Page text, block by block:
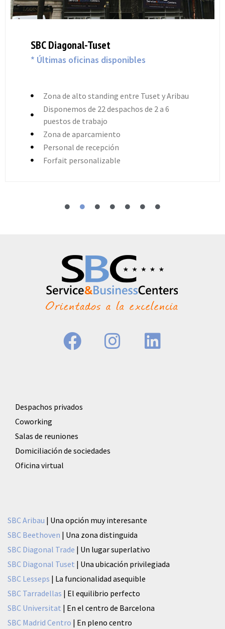
SBC Diagonal-Tuset
* Últimas oficinas disponibles
Zona de alto standing entre Tuset y Aribau
Disponemos de 22 despachos de 2 a 6
puestos de trabajo
Zona de aparcamiento
Personal de recepción
Forfait personalizable
Despachos privados
Coworking
Salas de reuniones
Domiciliación de sociedades
Oficina virtual
SBC Aribau | Una opción muy interesante
SBC Beethoven | Una zona distinguida
SBC Diagonal Trade | Un lugar superlativo
SBC Diagonal Tuset | Una ubicación privilegiada
SBC Lesseps | La funcionalidad asequible
SBC Tarradellas | El equilibrio perfecto
SBC Universitat | En el centro de Barcelona
SBC Madrid Centro | En pleno centro